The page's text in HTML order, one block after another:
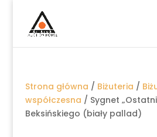
Strona główna / Biżuteria /
współczesna / Sygnet
Beksińskiego (biały pallad)